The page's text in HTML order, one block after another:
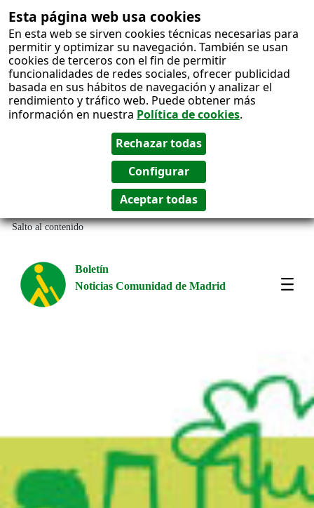
Esta página web usa cookies
En esta web se sirven cookies técnicas necesarias para
permitir y optimizar su navegación. También se usan
cookies de terceros con el fin de permitir
funcionalidades de redes sociales, ofrecer publicidad
basada en sus hábitos de navegación y analizar el
rendimiento y tráfico web. Puede obtener más
información en nuestra Política de cookies.
Salto al contenido
Boletín
Noticias Comunidad de Madrid